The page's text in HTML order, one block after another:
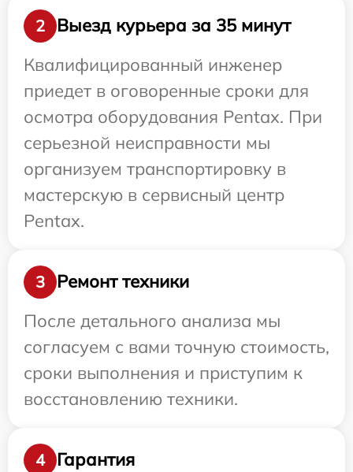
2
Выезд курьера за 35 минут
Квалифицированный инженер
приедет в оговоренные сроки для
осмотра оборудования Pentax. При
серьезной неисправности мы
организуем транспортировку в
мастерскую в сервисный центр
Pentax.
3
Ремонт техники
После детального анализа мы
согласуем с вами точную стоимость,
сроки выполнения и приступим к
восстановлению техники.
4
Гарантия